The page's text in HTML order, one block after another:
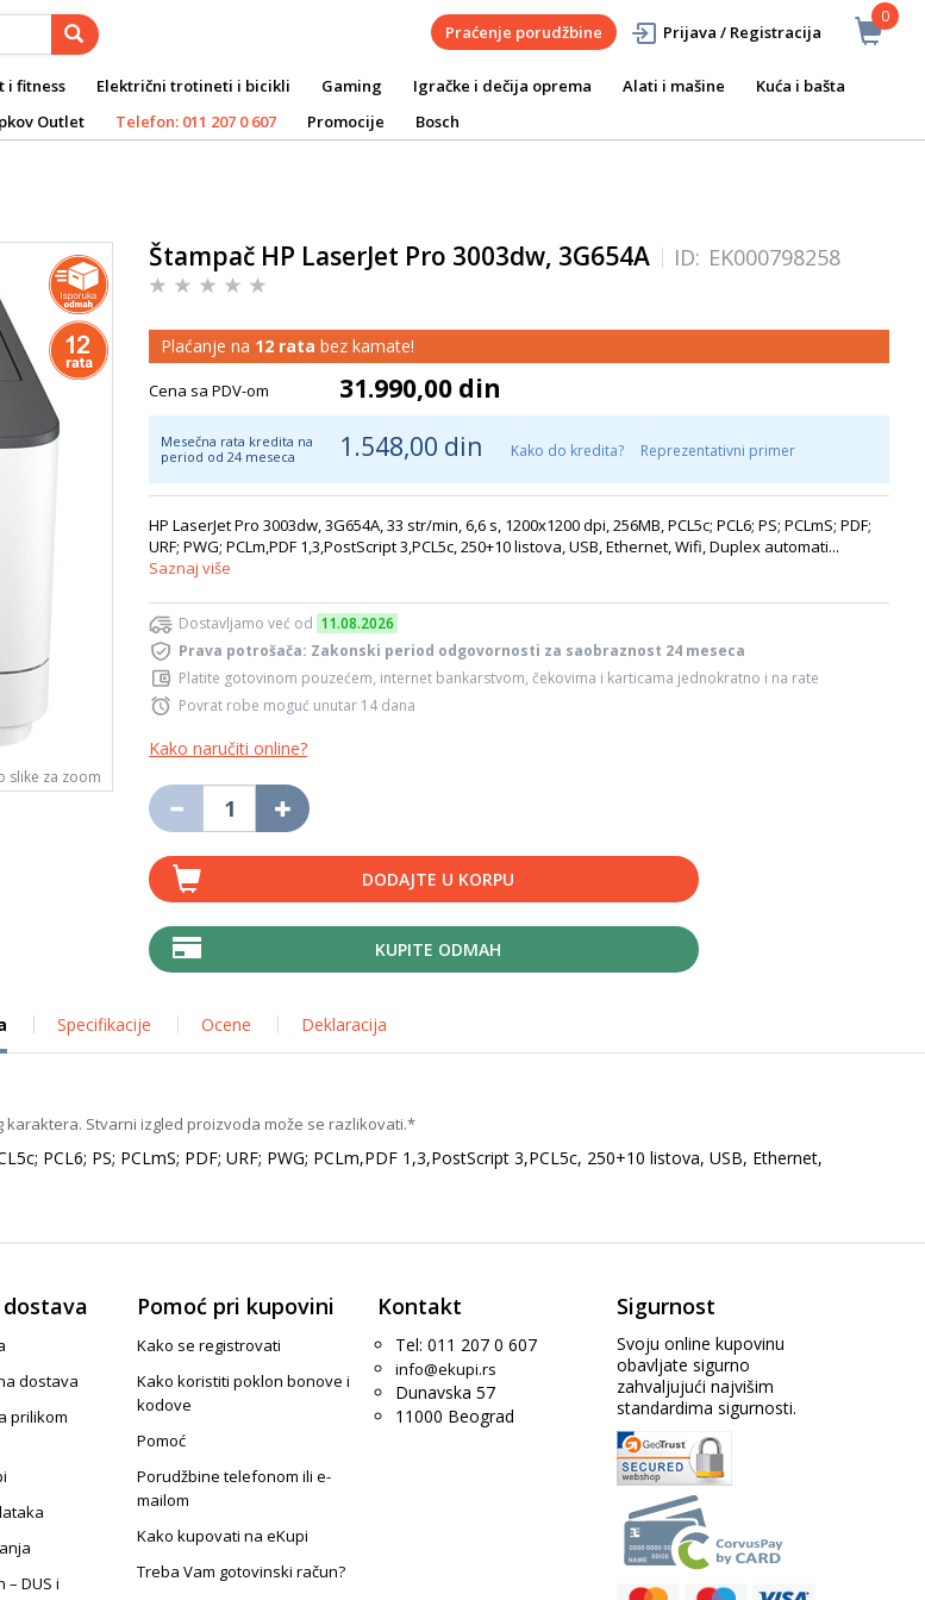
0
Praćenje porudžbine Prijava / Registracija
i fitness Električni trotineti i bicikli Gaming Igračke i dečija oprema Alati i mašine
Kuća i bašta
Outlet Telefon: 011 207 0 607 Promocije Bosch
slike za zoom
Štampač HP LaserJet Pro 3003dw, 3G654A ID: EK000798258
Plaćanje na 12 rata bez kamate!
Cena sa PDV-om 31.990,00 din
Mesečna rata kredita na
period od 24 meseca
1.548,00 din Kako do kredita? Reprezentativni primer
HP LaserJet Pro 3003dw, 3G654A, 33 str/min, 6,6 s, 1200x1200 dpi, 256MB, PCL5c; PCL6; PS; PCLmS; PDF;
URF; PWG; PCLm,PDF 1,3,PostScript 3,PCL5c, 250+10 listova, USB, Ethernet, Wifi, Duplex automati...
Saznaj više
Dostavljamo već od 11.08.2026
Prava potrošača: Zakonski period odgovornosti za saobraznost 24 meseca
Platite gotovinom pouzećem, internet bankarstvom, čekovima i karticama jednokratno i na rate
Povrat robe moguć unutar 14 dana
Kako naručiti online?
DODAJTE U KORPU
KUPITE ODMAH
Specifikacije Ocene Deklaracija
Stvarni izgled proizvoda može se razlikovati.*
PCL6; PS; PCLmS; PDF; URF; PWG; PCLm,PDF 1,3,PostScript 3,PCL5c, 250+10 listova, USB, Ethernet,
dostava
prilikom
– DUS i
Pomoć pri kupovini
Kako se registrovati
Kako koristiti poklon bonove i
kodove
Pomoć
Porudžbine telefonom ili e-
mailom
Kako kupovati na eKupi
Treba Vam gotovinski račun?
Kontakt
Tel: 011 207 0 607
info@ekupi.rs
Dunavska 57
11000 Beograd
Sigurnost
Svoju online kupovinu
obavljate sigurno
zahvaljujući najvišim
standardima sigurnosti.